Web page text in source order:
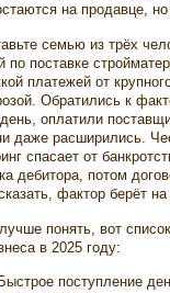
на продавце,
семью из трёх
по поставке
платежей от
Обратились к
оплатили
даже расширились.
спасает от
дебитора, потом
фактор берёт
понять, вот
в 2025 году:
Быстрое поступление